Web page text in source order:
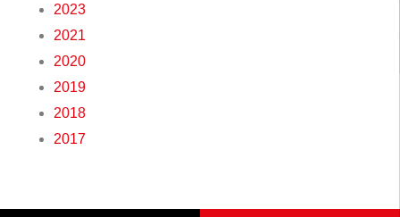
2023
2021
2020
2019
2018
2017